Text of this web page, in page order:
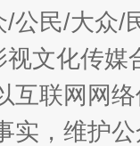
公民/大众/
文化传
互联网网
实，维护